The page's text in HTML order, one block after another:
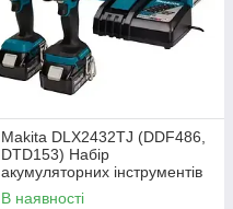
Makita DLX2432TJ (DDF486,
DTD153) Набір
акумуляторних інструментів
комплект
В наявності